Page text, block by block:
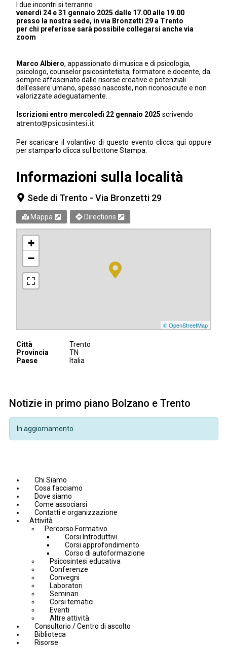
I due incontri si terranno
venerdì 24 e 31 gennaio 2025 dalle 17.00 alle 19.00
presso la nostra sede, in via Bronzetti 29 a Trento
per chi preferisse sarà possibile collegarsi anche via
zoom
Marco Albiero, appassionato di musica e di psicologia,
psicologo, counselor psicosintetista, formatore e docente, da
sempre affascinato dalle risorse creative e potenziali
dell'essere umano, spesso nascoste, non riconosciute e non
valorizzate adeguatamente.
Iscrizioni entro mercoledì 22 gennaio 2025 scrivendo
atrento@psicosintesi.it
Per scaricare il volantivo di questo evento clicca qui oppure
per stamparlo clicca sul bottone Stampa.
Informazioni sulla località
Sede di Trento - Via Bronzetti 29
Mappa Directions
+
−
© OpenStreetMap
Città
Trento
Provincia
TN
Paese
Italia
Notizie in primo piano Bolzano e Trento
In aggiornamento
Chi Siamo
Cosa facciamo
Dove siamo
Come associarsi
Contatti e organizzazione
Attività
Percorso Formativo
Corsi Introduttivi
Corsi approfondimento
Corso di autoformazione
Psicosintesi educativa
Conferenze
Convegni
Laboratori
Seminari
Corsi tematici
Eventi
Altre attività
Consultorio / Centro di ascolto
Biblioteca
Risorse